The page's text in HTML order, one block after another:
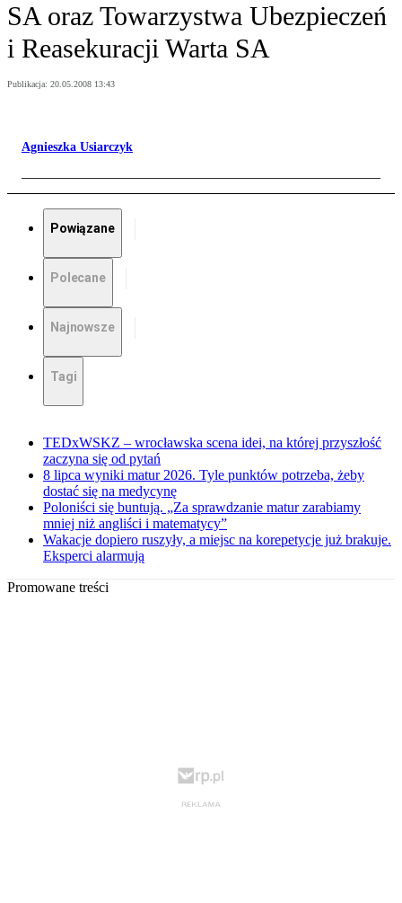
SA oraz Towarzystwa Ubezpieczeń
i Reasekuracji Warta SA
Publikacja: 20.05.2008 13:43
Agnieszka Usiarczyk
Powiązane
Polecane
Najnowsze
Tagi
TEDxWSKZ – wrocławska scena idei, na której przyszłość
zaczyna się od pytań
8 lipca wyniki matur 2026. Tyle punktów potrzeba, żeby
dostać się na medycynę
Poloniści się buntują. „Za sprawdzanie matur zarabiamy
mniej niż angliści i matematycy”
Wakacje dopiero ruszyły, a miejsc na korepetycje już brakuje.
Eksperci alarmują
Promowane treści